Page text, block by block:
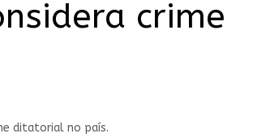
crime
ditatorial no país.